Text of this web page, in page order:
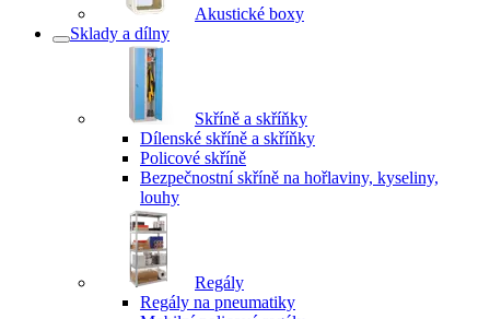
Akustické boxy
Sklady a dílny
Skříně a skříňky
Dílenské skříně a skříňky
Policové skříně
Bezpečnostní skříně na hořlaviny, kyseliny,
louhy
Regály
Regály na pneumatiky